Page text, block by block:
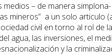
– de manera
mineros” a un solo articulo
civil en torno al rol de
agua, las inversiones, el
y la